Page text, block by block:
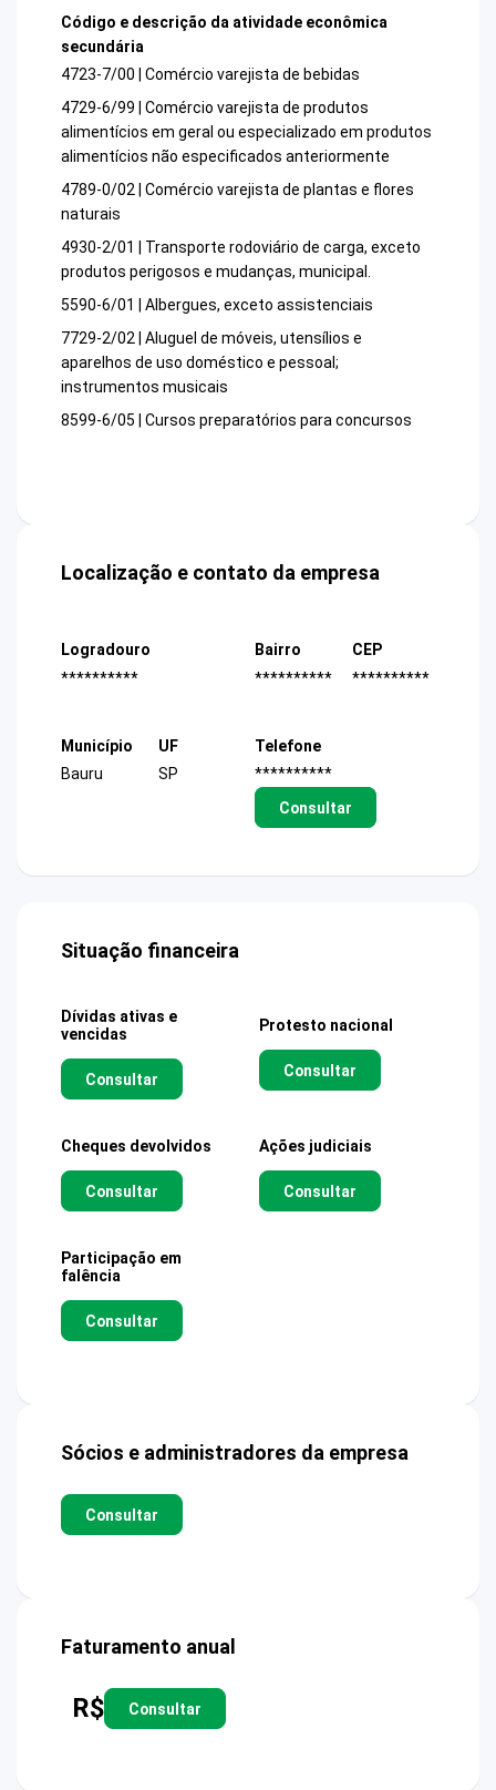
Código e descrição da atividade econômica
secundária
4723-7/00 | Comércio varejista de bebidas
4729-6/99 | Comércio varejista de produtos
alimentícios em geral ou especializado em produtos
alimentícios não especificados anteriormente
4789-0/02 | Comércio varejista de plantas e flores
naturais
4930-2/01 | Transporte rodoviário de carga, exceto
produtos perigosos e mudanças, municipal.
5590-6/01 | Albergues, exceto assistenciais
7729-2/02 | Aluguel de móveis, utensílios e
aparelhos de uso doméstico e pessoal;
instrumentos musicais
8599-6/05 | Cursos preparatórios para concursos
Localização e contato da empresa
Logradouro
**********
Bairro
**********
CEP
**********
Município
Bauru
UF
SP
Telefone
**********
Consultar
Situação financeira
Dívidas ativas e
vencidas
Consultar
Protesto nacional
Consultar
Cheques devolvidos
Consultar
Ações judiciais
Consultar
Participação em
falência
Consultar
Sócios e administradores da empresa
Consultar
Faturamento anual
R$ Consultar